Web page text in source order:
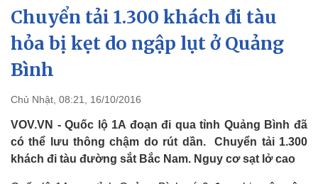
Chính trị
Đảng
Tổ chức nhân sự
Quốc hội
Xã hội
Tin 24h
Dự báo thời tiết
Chuyển tải 1.300 khách đi tàu
hỏa bị kẹt do ngập lụt ở Quảng
Bình
Chủ Nhật, 08:21, 16/10/2016
VOV.VN - Quốc lộ 1A đoạn đi qua tỉnh Quảng Bình đã
có thể lưu thông chậm do rút dần. Chuyển tải 1.300
khách đi tàu đường sắt Bắc Nam. Nguy cơ sạt lở cao